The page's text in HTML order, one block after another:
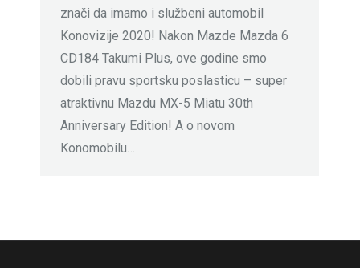
znači da imamo i službeni automobil
Konovizije 2020! Nakon Mazde Mazda 6
CD184 Takumi Plus, ove godine smo
dobili pravu sportsku poslasticu – super
atraktivnu Mazdu MX-5 Miatu 30th
Anniversary Edition! A o novom
Konomobilu…